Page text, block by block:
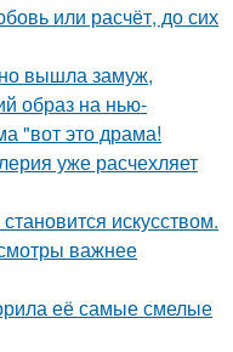
или расчёт, до сих
вышла замуж,
образ на нью-
"вот это драма!
уже расчехляет
искусством.
важнее
её самые смелые